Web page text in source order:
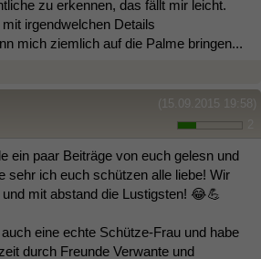
zu erkennen, das fällt mir leicht.
irgendwelchen Details
mich ziemlich auf die Palme bringen...
(15.09.2015 19:58)
ein paar Beiträge von euch gelesn und
sehr ich euch schützen alle liebe! Wir
mit abstand die Lustigsten! 😂💪
eine echte Schütze-Frau und habe
durch Freunde Verwante und